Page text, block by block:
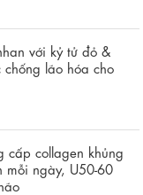
với kỷ tử đỏ &
lão hóa cho
cấp collagen khủng
mỗi ngày, U50-60